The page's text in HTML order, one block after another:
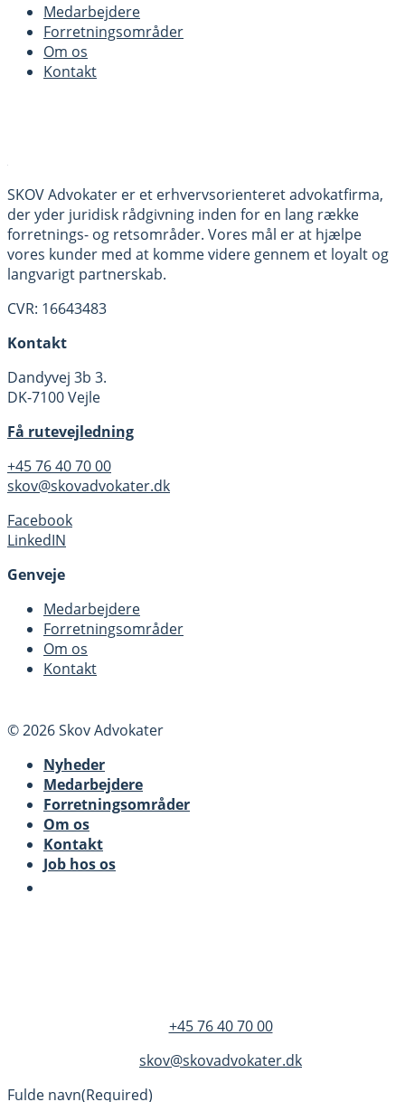
Medarbejdere
Forretningsområder
Om os
Kontakt
SKOV Advokater er et erhvervsorienteret advokatfirma,
der yder juridisk rådgivning inden for en lang række
forretnings- og retsområder. Vores mål er at hjælpe
vores kunder med at komme videre gennem et loyalt og
langvarigt partnerskab.
CVR: 16643483
Kontakt
Dandyvej 3b 3.
DK-7100 Vejle
Få rutevejledning
+45 76 40 70 00
skov@skovadvokater.dk
Facebook
LinkedIN
Genveje
Medarbejdere
Forretningsområder
Om os
Kontakt
© 2026 Skov Advokater
Nyheder
Medarbejdere
Forretningsområder
Om os
Kontakt
Job hos os
+45 76 40 70 00
skov@skovadvokater.dk
Fulde navn(Required)